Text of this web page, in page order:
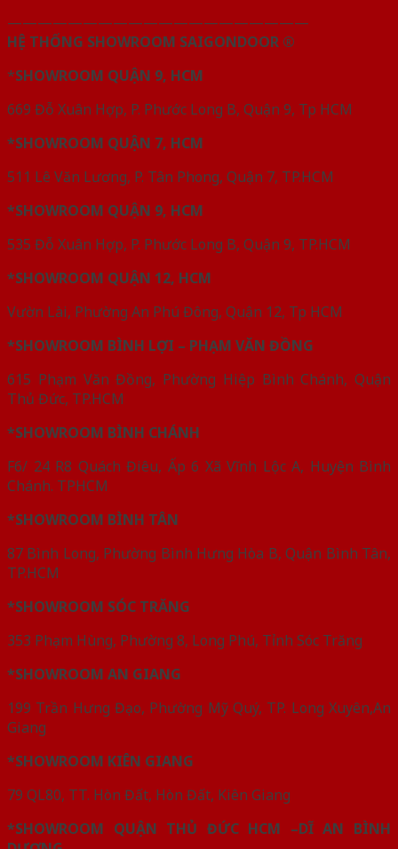
————————————————————
HỆ THỐNG SHOWROOM SAIGONDOOR ®
*SHOWROOM QUẬN 9, HCM
669 Đỗ Xuân Hợp, P. Phước Long B, Quận 9, Tp HCM
*SHOWROOM QUẬN 7, HCM
511 Lê Văn Lương, P. Tân Phong, Quận 7, TP.HCM
*SHOWROOM QUẬN 9, HCM
535 Đỗ Xuân Hợp, P. Phước Long B, Quận 9, TP.HCM
*SHOWROOM QUẬN 12, HCM
Vườn Lài, Phường An Phú Đông, Quận 12, Tp HCM
*SHOWROOM BÌNH LỢI – PHẠM VĂN ĐỒNG
615 Phạm Văn Đồng, Phường Hiệp Bình Chánh, Quận
Thủ Đức, TP.HCM
*SHOWROOM BÌNH CHÁNH
F6/ 24 R8 Quách Điêu, Ấp 6 Xã Vĩnh Lộc A, Huyện Bình
Chánh. TPHCM
*SHOWROOM BÌNH TÂN
87 Bình Long, Phường Bình Hưng Hòa B, Quận Bình Tân,
TP.HCM
*SHOWROOM SÓC TRĂNG
353 Phạm Hùng, Phường 8, Long Phú, Tỉnh Sóc Trăng
*SHOWROOM AN GIANG
199 Trần Hưng Đạo, Phường Mỹ Quý, TP. Long Xuyên,An
Giang
*SHOWROOM KIÊN GIANG
79 QL80, TT. Hòn Đất, Hòn Đất, Kiên Giang
*SHOWROOM QUẬN THỦ ĐỨC HCM –DĨ AN BÌNH